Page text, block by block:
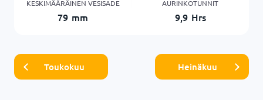
KESKIMÄÄRÄINEN VESISADE
79 mm
AURINKOTUNNIT
9,9 Hrs
Toukokuu Heinäkuu